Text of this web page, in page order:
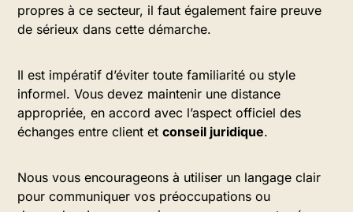
propres à ce secteur, il faut également faire preuve
de sérieux dans cette démarche.
Il est impératif d’éviter toute familiarité ou style
informel. Vous devez maintenir une distance
appropriée, en accord avec l’aspect officiel des
échanges entre client et conseil juridique.
Nous vous encourageons à utiliser un langage clair
pour communiquer vos préoccupations ou